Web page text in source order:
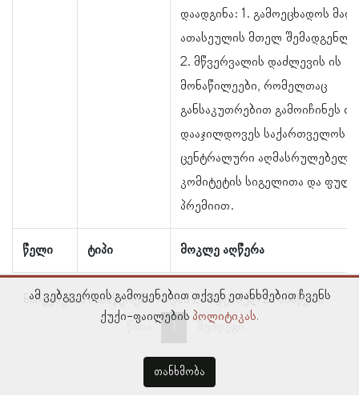
წელი ტიპი მოკლე აღწერა
დაადგინა: 1. გამოეცხადოს
ათასეულის მთელ
2. მწვერვალის დაძლევის ის
მონაწილეები, რომელთაც
განსაკუთრებით გამოიჩინეს
დააჯილდოვეს საქართველოს
ცენტრალური აღმასრულებელი
კომიტეტის სიგელითა და
პრემიით.
ნაჩვენებია ჩანაწერები 1–დან 2–მდე, სულ 2 ჩანაწერი
წინა
შემდეგი
ამ ვებგვერდის გამოყენებით თქვენ ეთანხმებით ჩვენს
ქუქი-ფაილების პოლიტიკას.
თანხმობა